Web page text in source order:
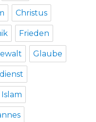
Christus
Frieden
Glaube
Islam